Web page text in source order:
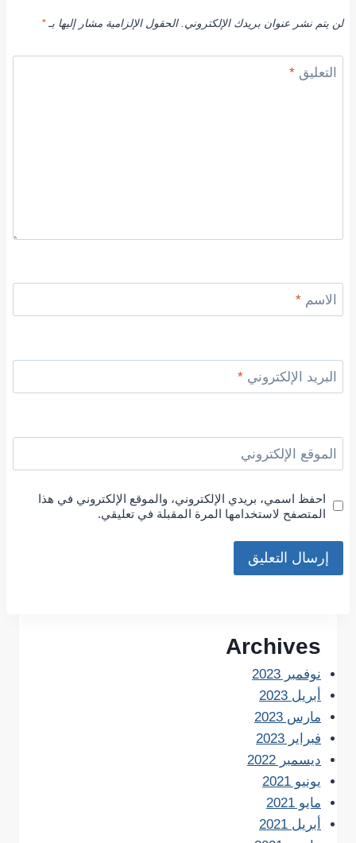
لن يتم نشر عنوان بريدك الإلكتروني. الحقول الإلزامية مشار إليها بـ*
التعليق*
الاسم*
البريد الإلكتروني*
الموقع الإلكتروني
احفظ اسمي، بريدي الإلكتروني، والموقع الإلكتروني في هذا
المتصفح لاستخدامها المرة المقبلة في تعليقي.
Archives
نوفمبر 2023
أبريل 2023
مارس 2023
فبراير 2023
ديسمبر 2022
يونيو 2021
مايو 2021
أبريل 2021